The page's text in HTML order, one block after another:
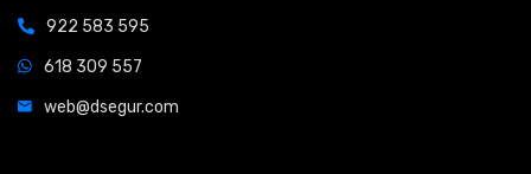
922 583 595
618 309 557
web@dsegur.com